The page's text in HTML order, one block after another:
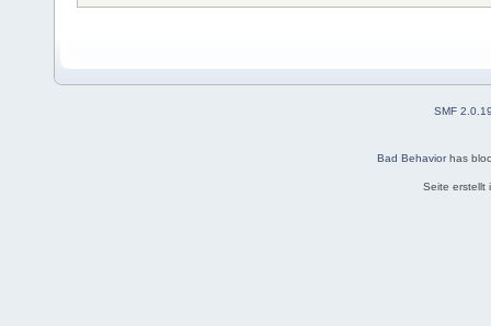
SMF
Bad Behaviorhas
Seite erstellt